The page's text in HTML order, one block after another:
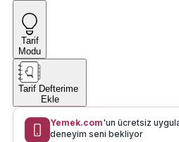
Tarif
Modu
Tarif Defterime
Ekle
Yemek.com'un ücretsiz
deneyim seni bekliyor